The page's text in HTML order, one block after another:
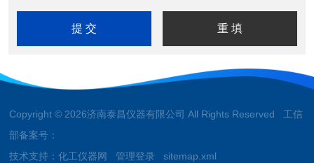
Copyright © 2026济南泰昌仪器有限公司 All Rights Reserved 工信
部备案号：
技术支持：化工仪器网 管理登录 sitemap.xml